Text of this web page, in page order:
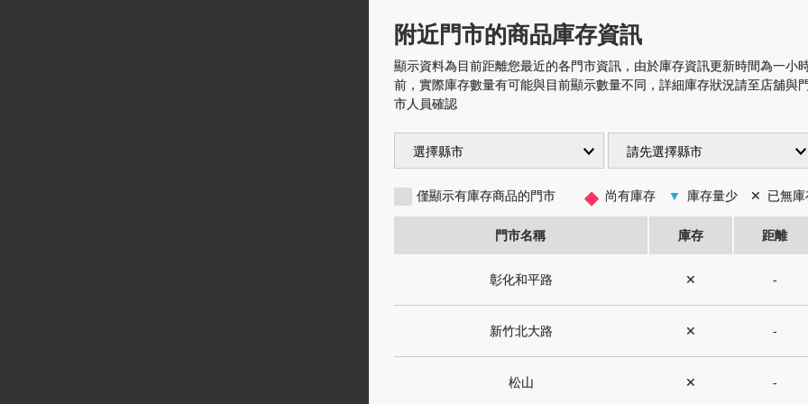
附近門市的商品庫存資訊
顯示資料為目前距離您最近的各門市資訊，由於庫存資訊更新時間為一小
前，實際庫存數量有可能與目前顯示數量不同，詳細庫存狀況請至店舖與門
市人員確認
僅顯示有庫存商品的門市 ◆ 尚有庫存 ▼ 庫存量少 ✕ 已無庫
門市名稱 庫存 距離
彰化和平路 ✕ -
新竹北大路 ✕ -
松山 ✕ -